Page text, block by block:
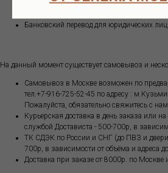
Банковский перевод для юридических лиц
На данный момент существует самовывоз и
Самовывоз в Москве возможен по
тел.+7-916-725-52-45 по адресу :
Пожалуйста, обязательно свяжитесь с
Курьерская доставка в день заказа или
службой Достависта - 500-700р, в
ТК СДЭК по России и СНГ (до ПВЗ и
700р, в зависимости от объёма и адреса
Доставка при заказе от 8000р. по Москве